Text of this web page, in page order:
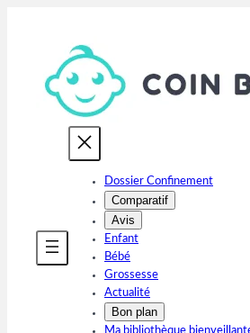
contenu
Dossier Confinement
Comparatif
Avis
Enfant
Bébé
Grossesse
Actualité
Bon plan